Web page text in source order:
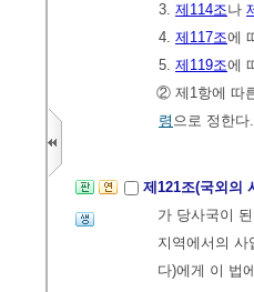
3. 제114조나
4. 제117조에
5. 제119조에
② 제1항에 따
령 으로 정한다.
제121조(국외의
가 당사국이
지역에서의 사
다)에게 이 법